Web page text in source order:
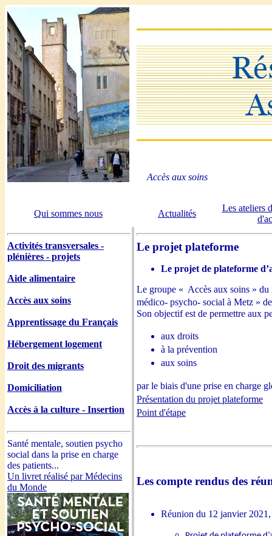
Accès aux soins
Qui sommes nous Actualités
Les ateliers
Activités transversales -
plénières - projets
Aide alimentaire
Accès aux soins
Apprentissage du Français
Hébergement logement
Droit des migrants
Domiciliation
Accès à la culture - Insertion
Santé mentale, soutien psycho
social dans la prise en charge
des patients...
Un livret réalisé par Médecins
du Monde
Le projet plateforme
Le projet de plateforme
Le groupe « Accès aux soins » du
médico- psycho- social à Metz »
Son objectif est de permettre aux
aux droits
à la prévention
aux soins
par le biais d'une prise en charge
Présentation du projet plateforme
Point d'étape
Lescompte rendus des
Réunion du 12 janvier